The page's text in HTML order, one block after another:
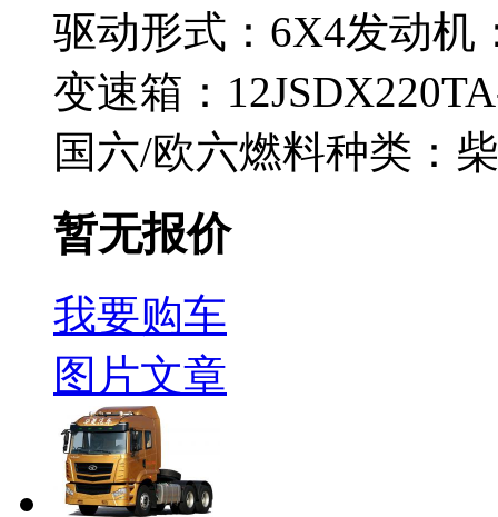
驱动形式： 6X4发动机
变速箱：
国六/欧六燃料种类：
暂无报价
我要购车
图片文章